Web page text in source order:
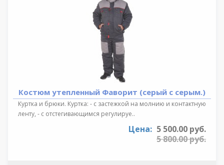
Костюм утепленный Фаворит (серый с серым.)
Куртка и брюки. Куртка: - с застежкой на молнию и контактную
ленту, - с отстегивающимся регулируе..
Цена: 5 500.00 руб.
5 800.00 руб.